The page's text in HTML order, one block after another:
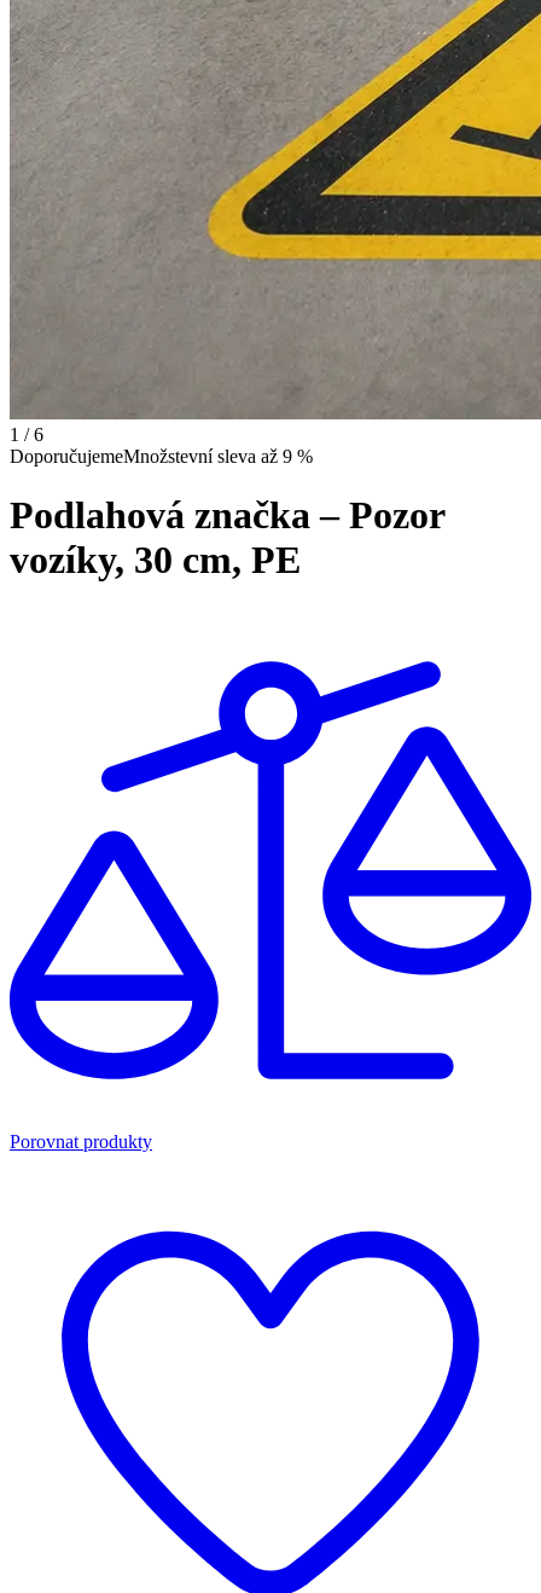
1 / 6
DoporučujemeMnožstevní sleva až 9 %
Podlahová značka – Pozor
vozíky, 30 cm, PE
Porovnat produkty